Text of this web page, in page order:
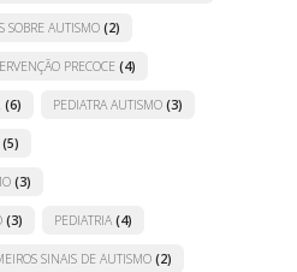
SOBRE AUTISMO (2)
PRECOCE (4)
(6) PEDIATRA AUTISMO (3)
(5)
(3)
(3) PEDIATRIA (4)
SINAIS DE AUTISMO (2)